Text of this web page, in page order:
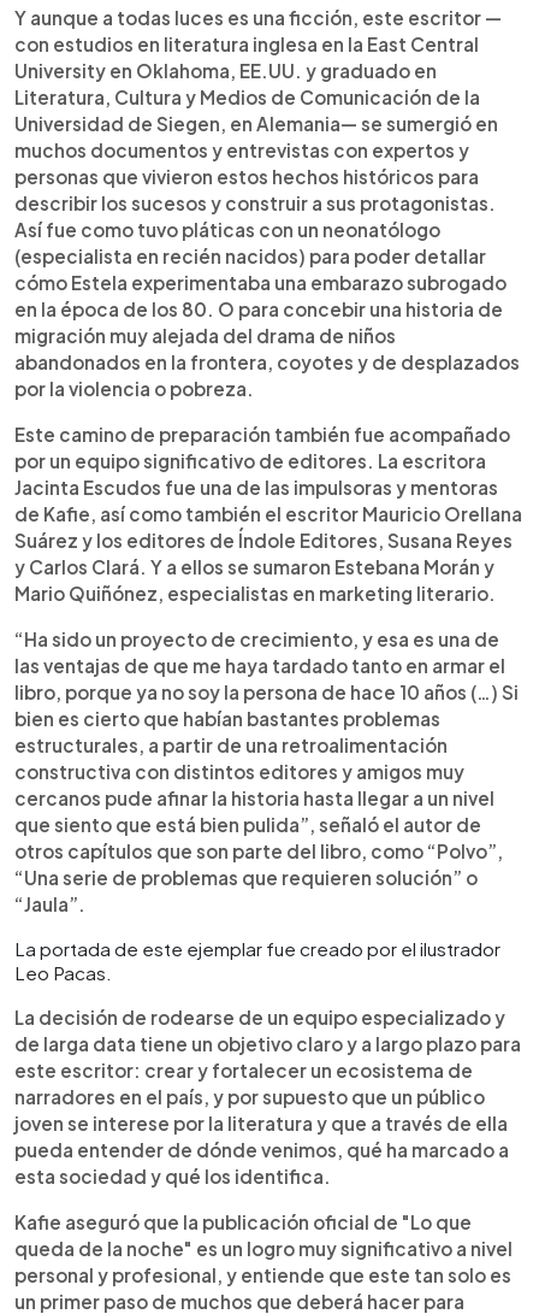
Y aunque a todas luces es una ficción, este escritor —
con estudios en literatura inglesa en la East Central
University en Oklahoma, EE.UU. y graduado en
Literatura, Cultura y Medios de Comunicación de la
Universidad de Siegen, en Alemania— se sumergió en
muchos documentos y entrevistas con expertos y
personas que vivieron estos hechos históricos para
describir los sucesos y construir a sus protagonistas.
Así fue como tuvo pláticas con un neonatólogo
(especialista en recién nacidos) para poder detallar
cómo Estela experimentaba una embarazo subrogado
en la época de los 80. O para concebir una historia de
migración muy alejada del drama de niños
abandonados en la frontera, coyotes y de desplazados
por la violencia o pobreza.
Este camino de preparación también fue acompañado
por un equipo significativo de editores. La escritora
Jacinta Escudos fue una de las impulsoras y mentoras
de Kafie, así como también el escritor Mauricio Orellana
Suárez y los editores de Índole Editores, Susana Reyes
y Carlos Clará. Y a ellos se sumaron Estebana Morán y
Mario Quiñónez, especialistas en marketing literario.
“Ha sido un proyecto de crecimiento, y esa es una de
las ventajas de que me haya tardado tanto en armar el
libro, porque ya no soy la persona de hace 10 años (…) Si
bien es cierto que habían bastantes problemas
estructurales, a partir de una retroalimentación
constructiva con distintos editores y amigos muy
cercanos pude afinar la historia hasta llegar a un nivel
que siento que está bien pulida”, señaló el autor de
otros capítulos que son parte del libro, como “Polvo”,
“Una serie de problemas que requieren solución” o
“Jaula”.
La portada de este ejemplar fue creado por el ilustrador
Leo Pacas.
La decisión de rodearse de un equipo especializado y
de larga data tiene un objetivo claro y a largo plazo para
este escritor: crear y fortalecer un ecosistema de
narradores en el país, y por supuesto que un público
joven se interese por la literatura y que a través de ella
pueda entender de dónde venimos, qué ha marcado a
esta sociedad y qué los identifica.
Kafie aseguró que la publicación oficial de "Lo que
queda de la noche" es un logro muy significativo a nivel
personal y profesional, y entiende que este tan solo es
un primer paso de muchos que deberá hacer para